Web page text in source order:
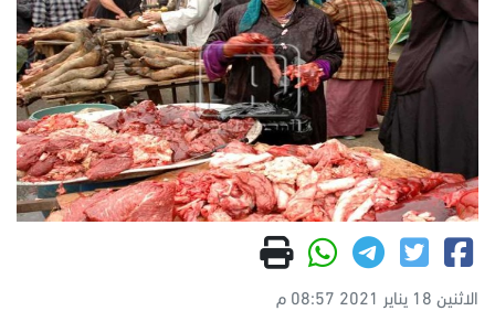
الاثنين 18 يناير 2021 08:57 م